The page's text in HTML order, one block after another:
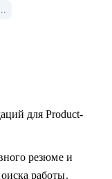
продукта, помочь
для Product-
резюме и
работы.